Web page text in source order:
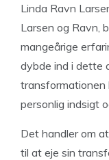
Linda Ravn
Larsen og Ravn,
mangeårige
dybde ind i dette
personlig indsigt
Det handler om
til at eje sin